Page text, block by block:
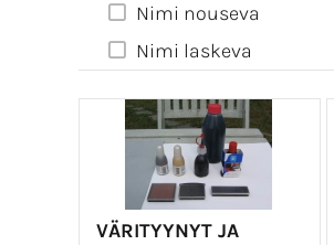
Klikkaa sopivaan
Korvaa mallikuvan
Tee muut
Ostokorissa voit
Klikkaamalla kuvaasi
Monista' toiminnolla
Nimi nouseva
Nimi laskeva
VÄRITYYNYT JA